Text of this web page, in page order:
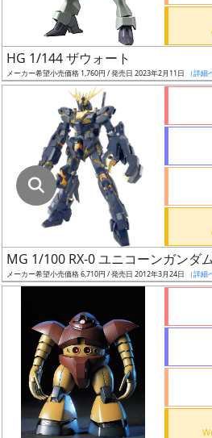
最
安
ク
ス
ア
HG 1/144 ザウォート
メーカー希望小売価格 1,760円 / 発売日 2023年2月11日 （詳細
MG 1/100 RX-0 ユニコーンガンダ
メーカー希望小売価格 6,710円 / 発売日 2012年3月24日 （詳細